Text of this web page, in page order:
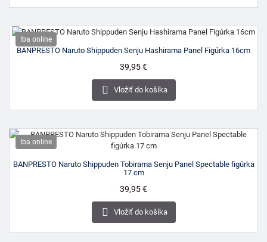
Iba online
BANPRESTO Naruto Shippuden Senju Hashirama Panel Figúrka 16cm
Cena
39,95 €
 Vložiť do košíka
Iba online
BANPRESTO Naruto Shippuden Tobirama Senju Panel Spectable figúrka
17 cm
Cena
39,95 €
 Vložiť do košíka